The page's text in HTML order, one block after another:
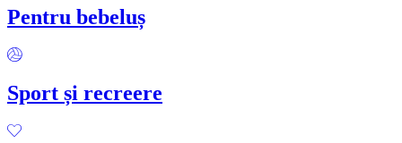
Pentru bebeluș
Sport și recreere